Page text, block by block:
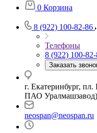
0 Корзина
8 (922) 100-82-86
Телефоны
8 (922) 100-
Заказать
г. Екатеринбург,
ПАО Уралмашзавод)
neospan@neospan.ru